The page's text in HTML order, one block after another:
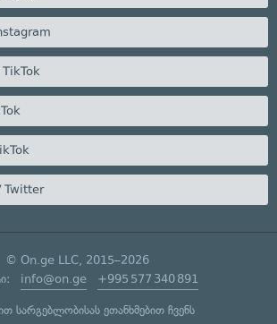
TikTok
Twitter
© On.ge LLC, 2015–2026
info@on.ge +995 577 340 891
სარგებლობისას ეთანხმებით ჩვენს